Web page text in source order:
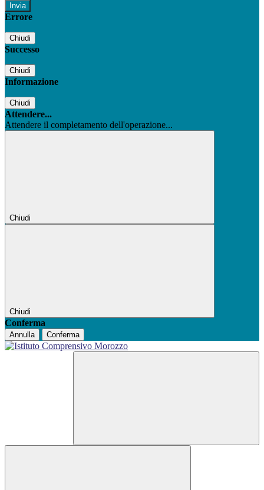
Errore
Chiudi
Successo
Chiudi
Informazione
Chiudi
Attendere...
Attendere il completamento dell'operazione...
Chiudi
Chiudi
Conferma
Annulla Conferma